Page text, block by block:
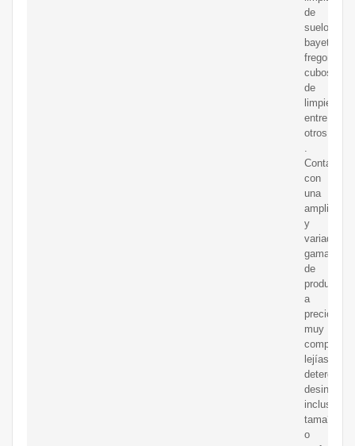
de
suelo,
bayetas,
fregonas,
cubos
de
limpieza,
entre
otros.
Contamos
con
una
amplia
y
variada
gama
de
productos
a
precios
muy
lejías,
inclusive
tama?
o